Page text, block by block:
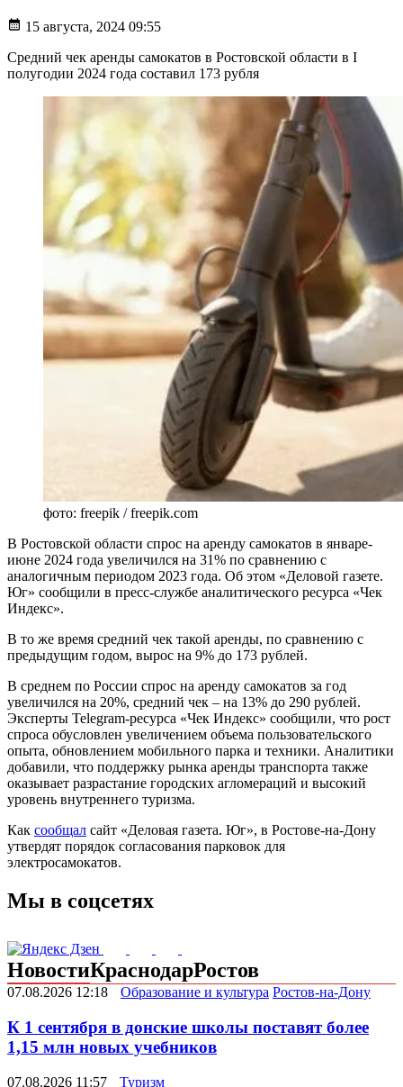
15 августа, 2024 09:55
Средний чек аренды самокатов в Ростовской области в I
полугодии 2024 года составил 173 рубля
фото: freepik / freepik.com
В Ростовской области спрос на аренду самокатов в январе-
июне 2024 года увеличился на 31% по сравнению с
аналогичным периодом 2023 года. Об этом «Деловой газете.
Юг» сообщили в пресс-службе аналитического ресурса «Чек
Индекс».
В то же время средний чек такой аренды, по сравнению с
предыдущим годом, вырос на 9% до 173 рублей.
В среднем по России спрос на аренду самокатов за год
увеличился на 20%, средний чек – на 13% до 290 рублей.
Эксперты Telegram-ресурса «Чек Индекс» сообщили, что рост
спроса обусловлен увеличением объема пользовательского
опыта, обновлением мобильного парка и техники. Аналитики
добавили, что поддержку рынка аренды транспорта также
оказывает разрастание городских агломераций и высокий
уровень внутреннего туризма.
Как сообщал сайт «Деловая газета. Юг», в Ростове-на-Дону
утвердят порядок согласования парковок для
электросамокатов.
Мы в соцсетях
НовостиКраснодарРостов
07.08.2026 12:18 Образование и культура Ростов-на-Дону
К 1 сентября в донские школы поставят более
1,15 млн новых учебников
07.08.2026 11:57 Туризм